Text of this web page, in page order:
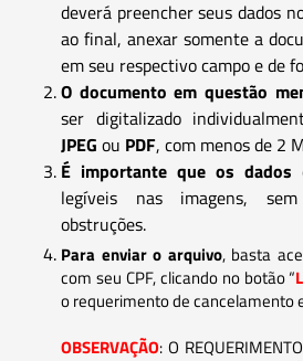
deverá preencher seus dados
ao final, anexar somente a
em seu respectivo campo e de
O documento em questão
ser digitalizado
JPEG ou PDF, com menos de 2
É importante que os dados
legíveis nas imagens,
obstruções.
Para enviar o arquivo, basta
com seu CPF, clicando no botão “
o requerimento de cancelamento
OBSERVAÇÃO: O